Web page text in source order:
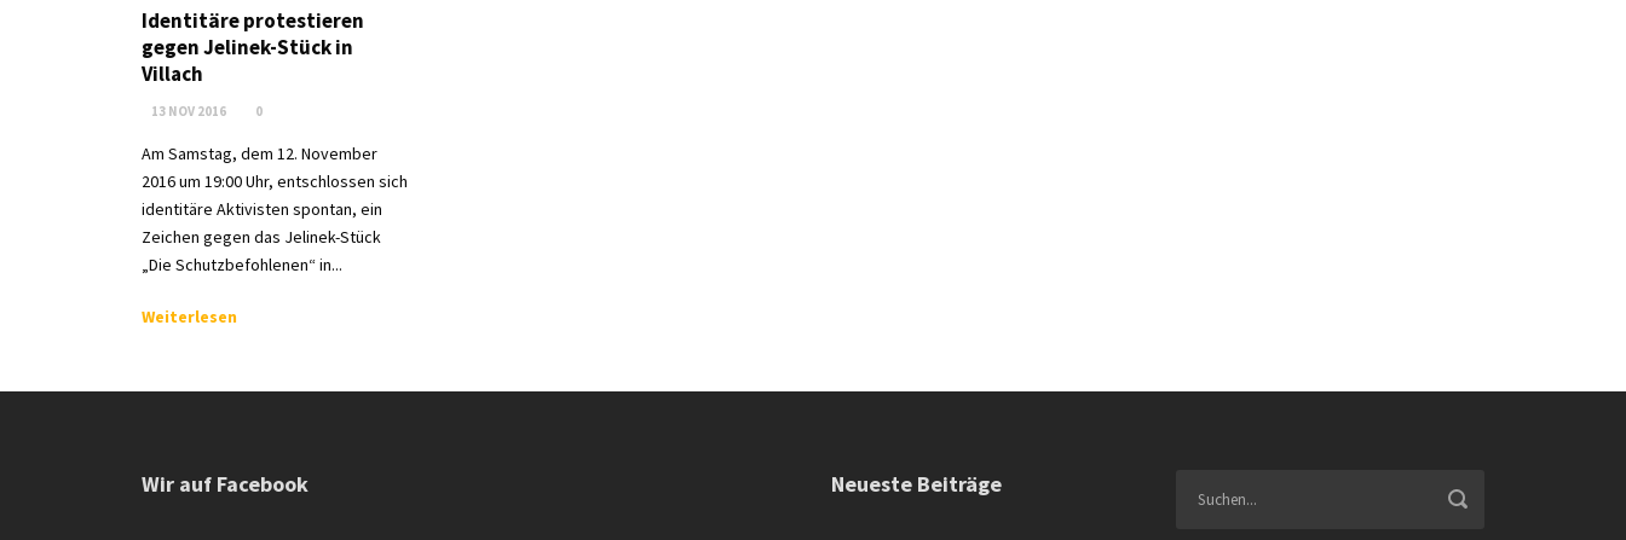
Identitäre protestieren
gegen Jelinek-Stück in
Villach
13 NOV 2016 0
Am Samstag, dem 12. November
2016 um 19:00 Uhr, entschlossen sich
identitäre Aktivisten spontan, ein
Zeichen gegen das Jelinek-Stück
„Die Schutzbefohlenen“ in...
Weiterlesen
Wir auf Facebook Neueste Beiträge